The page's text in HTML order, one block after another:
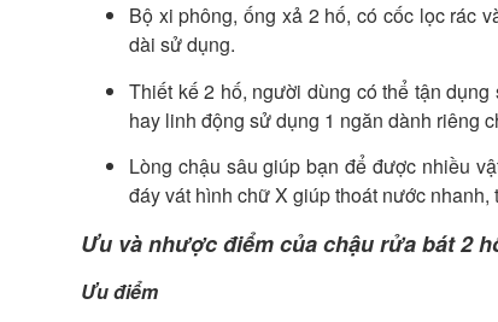
Bộ xi phông, ống xả 2 hố, có cốc lọc rác
dài sử dụng.
Thiết kế 2 hố, người dùng có thể tận
hay linh động sử dụng 1 ngăn dành riêng
Lòng chậu sâu giúp bạn để được nhiều
đáy vát hình chữ X giúp thoát nước
Ưu và nhược điểm của chậu rửa bát 2
Ưu điểm